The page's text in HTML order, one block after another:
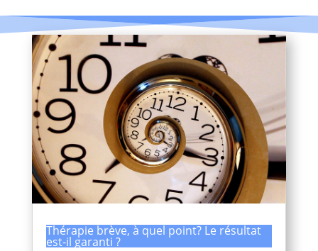
Thérapie brève, à quel point? Le résultat
est-il garanti ?